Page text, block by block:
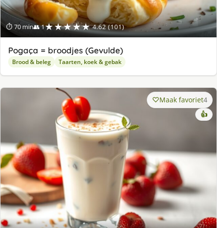
⏱ 70 min👥 1★★★★★ 4.62 (101)
Pogaça = broodjes (Gevulde)
Brood & beleg Taarten, koek & gebak
Maak favoriet4
👍